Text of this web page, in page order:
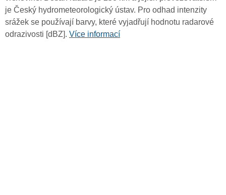
je Český hydrometeorologický ústav. Pro odhad intenzity
srážek se používají barvy, které vyjadřují hodnotu radarové
odrazivosti [dBZ]. Více informací